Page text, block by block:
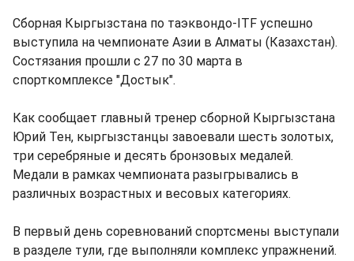
Сборная Кыргызстана по таэквондо-ITF успешно
выступила на чемпионате Азии в Алматы (Казахстан).
Состязания прошли с 27 по 30 марта в
спорткомплексе "Достык".
Как сообщает главный тренер сборной Кыргызстана
Юрий Тен, кыргызстанцы завоевали шесть золотых,
три серебряные и десять бронзовых медалей.
Медали в рамках чемпионата разыгрывались в
различных возрастных и весовых категориях.
В первый день соревнований спортсмены выступали
в разделе тули, где выполняли комплекс упражнений.